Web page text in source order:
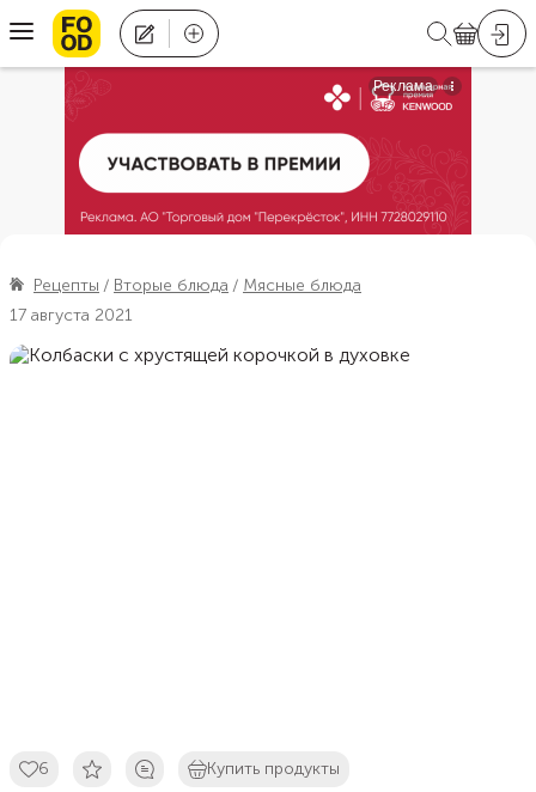
Рецепты Вторые блюда
Мясные блюда
17 августа 2021
6 Купить продукты